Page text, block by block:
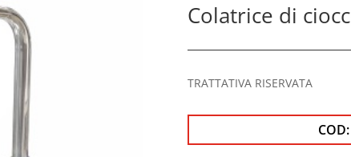
Colatrice di
TRATTATIVA RISERVATA